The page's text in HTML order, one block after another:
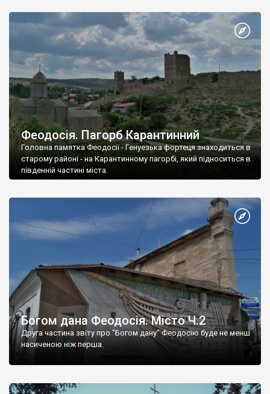
Феодосія. Пагорб Карантинний
Головна памятка Феодосії - Генуезька фортеця знаходиться в
старому районі - на Карантинному пагорбі, який підноситься в
південній частині міста.
Богом дана Феодосія. Місто Ч.2
Друга частина звіту про "Богом дану" Феодосію буде не менш
насиченою ніж перша.